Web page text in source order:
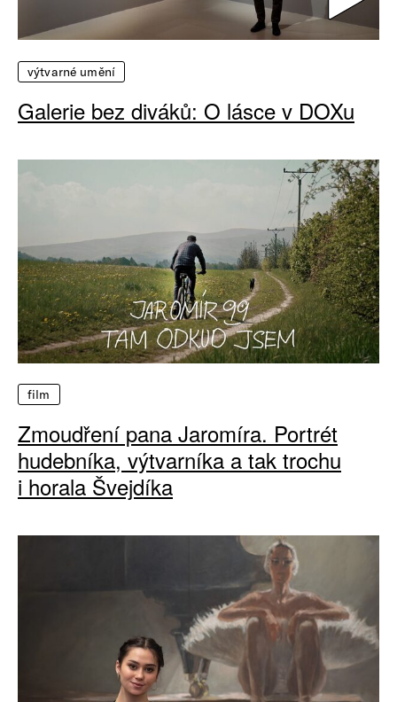
výtvarné umění
Galerie bez diváků: O lásce v DOXu
film
Zmoudření pana Jaromíra. Portrét
hudebníka, výtvarníka a tak trochu
i horala Švejdíka